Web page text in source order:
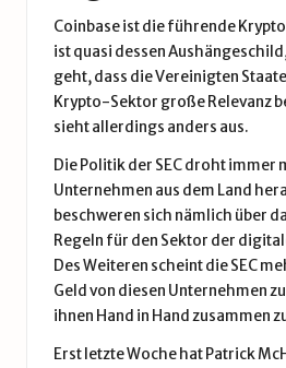
Coinbase ist die führende
ist quasi dessen
geht, dass die Vereinigten
Krypto-Sektor große Relevanz
sieht allerdings anders aus.
Die Politik der SEC droht immer
Unternehmen aus dem Land
beschweren sich nämlich über
Regeln für den Sektor der
Des Weiteren scheint die SEC
Geld von diesen Unternehmen
ihnen Hand in Hand zusammen
Erst letzte Woche hat Patrick